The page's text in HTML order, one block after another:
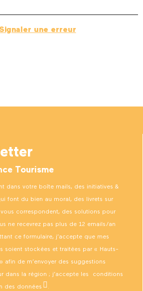
Signaler une erreur
Tourisme
dans votre boîte mails, des initiatives &
font du bien au moral, des livrets sur
correspondent, des solutions pour
ne recevrez pas plus de 12 emails/an
ce formulaire, j’accepte que mes
soient stockées et traitées par « Hauts-
afin de m’envoyer des suggestions
dans la région ; j’accepte les conditions
des données .